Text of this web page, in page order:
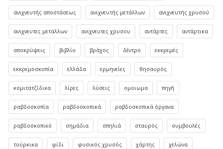
ανιχνευτής αποστάσεως ανιχνευτής μετάλλων ανιχνευτής χρυσού
ανιχνευτες μεταλλων ανιχνευτες χρυσου αντάρτες αντάρτικα
αποκρύψεις βιβλίο βράχος δέντρο εκκρεμές
εκκρεμοσκοπία ελλάδα ερμηνείες θησαυρός
κομιτατζίδικα λίρες λύσεις ομοιωμα πηγή
ραβδοσκοπία ραβδοσκοπικά ραβδοσκοπικά όργανα
ραβδοσκοπικό σημάδια σπηλιά σταυρός συμβουλές
τούρκικα φίδι φυσικός χρυσός χάρτης χελώνα